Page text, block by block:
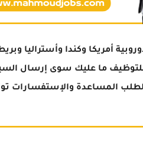
أمريكا وكندا وأستراليا
ما عليك سوى إرسال
المساعدة والإستفسارات